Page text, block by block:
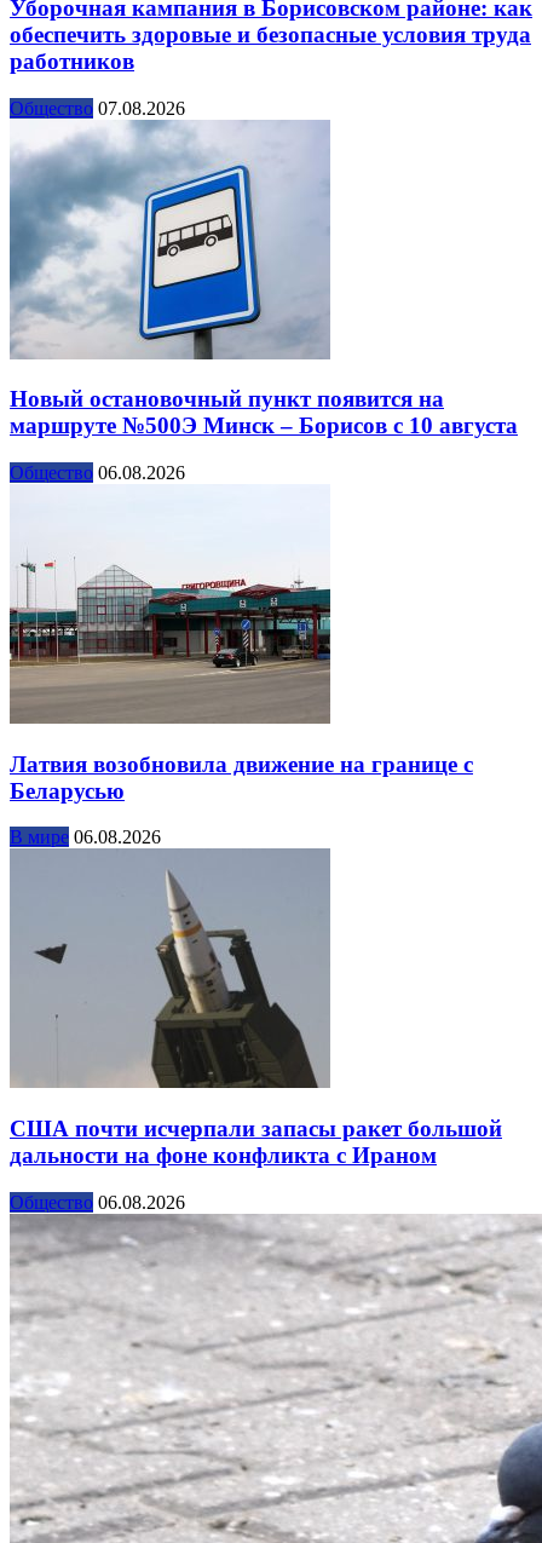
Уборочная кампания в Борисовском районе: как
обеспечить здоровые и безопасные условия труда
работников
Общество 07.08.2026
Новый остановочный пункт появится на
маршруте №500Э Минск – Борисов с 10 августа
Общество 06.08.2026
Латвия возобновила движение на границе с
Беларусью
В мире 06.08.2026
США почти исчерпали запасы ракет большой
дальности на фоне конфликта с Ираном
Общество 06.08.2026